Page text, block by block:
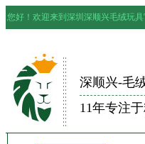
您好！欢迎来到深圳深顺兴毛绒玩具
深顺兴-毛
11年专注